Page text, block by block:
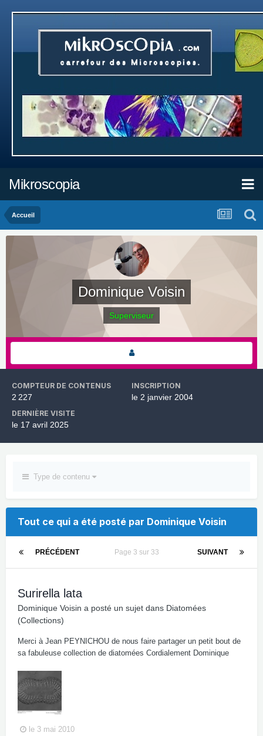
Mikroscopia
Accueil
Dominique Voisin
Superviseur
COMPTEUR DE CONTENUS
2 227
INSCRIPTION
le 2 janvier 2004
DERNIÈRE VISITE
le 17 avril 2025
Type de contenu
Tout ce qui a été posté par Dominique Voisin
PRÉCÉDENT SUIVANT
Page 3 sur 33
Surirella lata
Dominique Voisin a posté un sujet dans Diatomées
(Collections)
Merci à Jean PEYNICHOU de nous faire partager un petit bout de
sa fabuleuse collection de diatomées Cordialement Dominique
le 3 mai 2010